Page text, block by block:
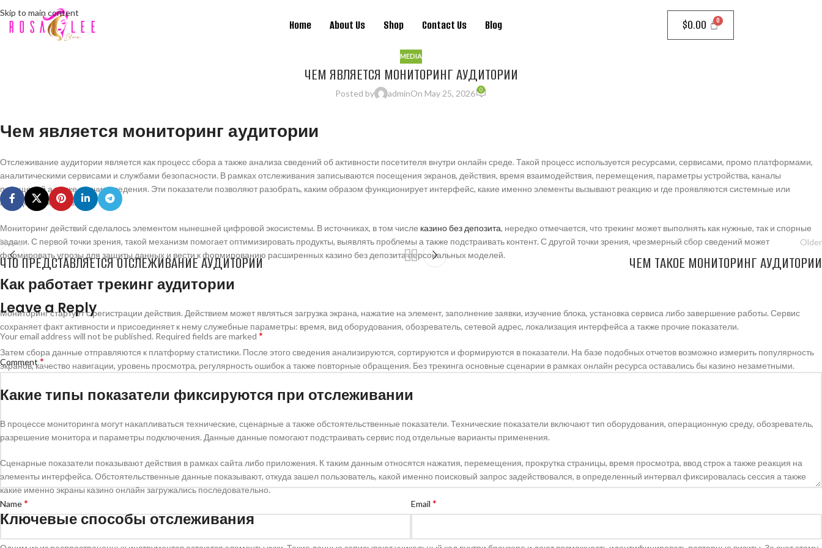
Skip to main content
Home About Us Shop Contact Us Blog $0.00
MEDIA
ЧЕМ ЯВЛЯЕТСЯ МОНИТОРИНГ АУДИТОРИИ
Posted by adminOn May 25, 2026 0
Чем является мониторинг аудитории
Отслеживание аудитории является как процесс сбора а также анализа сведений об активности посетителя внутри онлайн среде. Такой процесс используется ресурсами, сервисами, промо платформами,
аналитическими сервисами и службами безопасности. В рамках отслеживания записываются посещения экранов, действия, время взаимодействия, перемещения, параметры устройства, каналы
посещений а также прочие сведения. Эти показатели позволяют разобрать, каким образом функционирует интерфейс, какие именно элементы вызывают реакцию и где проявляются системные или
поведенческие ошибки.
Мониторинг действий сделалось элементом нынешней цифровой экосистемы. В источниках, в том числе казино без депозита, нередко отмечается, что трекинг может выполнять как нужные, так и спорные
задачи. С первой точки зрения, такой механизм помогает оптимизировать продукты, выявлять проблемы а также подстраивать контент. С другой точки зрения, чрезмерный сбор сведений может
формировать угрозы для защиты данных и вести к формированию расширенных казино без депозита персональных моделей.
Как работает трекинг аудитории
Мониторинг стартует с регистрации действия. Действием может являться загрузка экрана, нажатие на элемент, заполнение заявки, изучение блока, установка сервиса либо завершение работы. Сервис
сохраняет факт активности и присоединяет к нему служебные параметры: время, вид оборудования, обозреватель, сетевой адрес, локализация интерфейса а также прочие показатели.
Затем сбора данные отправляются к платформу статистики. После этого сведения анализируются, сортируются и формируются в показатели. На базе подобных отчетов возможно измерить популярность
экранов, качество навигации, уровень просмотра, регулярность ошибок а также повторные обращения. Без трекинга основные сценарии в рамках онлайн ресурса оставались бы казино незаметными.
Какие типы показатели фиксируются при отслеживании
В процессе мониторинга могут накапливаться технические, сценарные а также обстоятельственные показатели. Технические показатели включают тип оборудования, операционную среду, обозреватель,
разрешение монитора и параметры подключения. Данные данные помогают подстраивать сервис под отдельные варианты применения.
Сценарные показатели показывают действия в рамках сайта либо приложения. К таким данным относятся нажатия, перемещения, прокрутка страницы, время просмотра, ввод строк а также реакция на
элементы интерфейса. Обстоятельственные данные показывают, откуда зашел пользователь, какой именно поисковый запрос задействовался, в определенный интервал фиксировалась сессия а также
какие именно экраны казино онлайн загружались последовательно.
Ключевые способы отслеживания
Newer
ЧТО ПРЕДСТАВЛЯЕТСЯ ОТСЛЕЖИВАНИЕ АУДИТОРИИ
Older
ЧЕМ ТАКОЕ МОНИТОРИНГ АУДИТОРИИ
Leave a Reply
Your email address will not be published. Required fields are marked *
Comment *
Name* Email *